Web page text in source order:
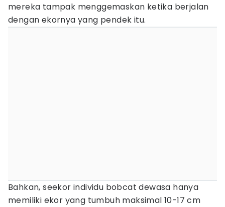
mereka tampak menggemaskan ketika berjalan
dengan ekornya yang pendek itu.
Bahkan, seekor individu bobcat dewasa hanya
memiliki ekor yang tumbuh maksimal 10-17 cm